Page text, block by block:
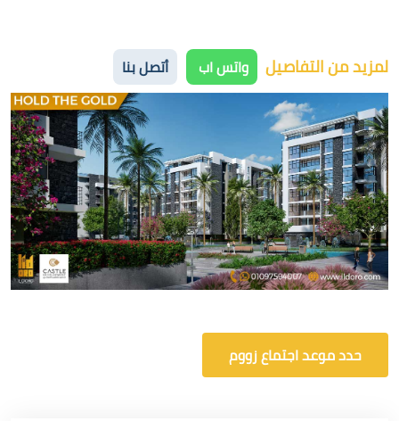
لمزيد من التفاصيل واتس اب أتصل بنا
حدد موعد اجتماع زووم